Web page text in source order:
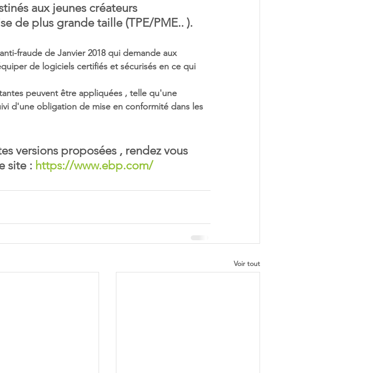
aux jeunes créateurs
de plus grande taille (TPE/PME.. ).
fraude de Janvier 2018 qui demande aux
de logiciels certifiés et sécurisés en ce qui
peuvent être appliquées , telle qu'une
d'une obligation de mise en conformité dans les
versions proposées , rendez vous
site : https://www.ebp.com/
Voir tout